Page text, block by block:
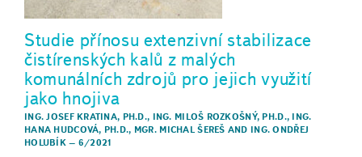
Studie přínosu extenzivní stabilizace
čistírenských kalů z malých
komunálních zdrojů pro jejich využití
jako hnojiva
ING. JOSEF KRATINA, PH.D., ING. MILOŠ ROZKOŠNÝ, PH.D., ING.
HANA HUDCOVÁ, PH.D., MGR. MICHAL ŠEREŠ AND ING. ONDŘEJ
HOLUBÍK– 6/2021